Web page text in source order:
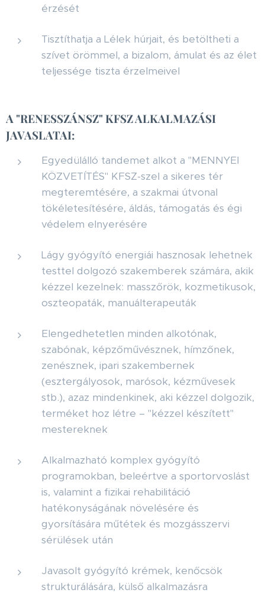
érzését
Tisztíthatja a Lélek húrjait, és betöltheti a
szívet örömmel, a bizalom, ámulat és az élet
teljessége tiszta érzelmeivel
A "RENESSZÁNSZ" KFSZ ALKALMAZÁSI
JAVASLATAI:
Egyedülálló tandemet alkot a "MENNYEI
KÖZVETÍTÉS" KFSZ-szel a sikeres tér
megteremtésére, a szakmai útvonal
tökéletesítésére, áldás, támogatás és égi
védelem elnyerésére
Lágy gyógyító energiái hasznosak lehetnek
testtel dolgozó szakemberek számára, akik
kézzel kezelnek: masszőrök, kozmetikusok,
oszteopaták, manuálterapeuták
Elengedhetetlen minden alkotónak,
szabónak, képzőművésznek, hímzőnek,
zenésznek, ipari szakembernek
(esztergályosok, marósok, kézművesek
stb.), azaz mindenkinek, aki kézzel dolgozik,
terméket hoz létre – "kézzel készített"
mestereknek
Alkalmazható komplex gyógyító
programokban, beleértve a sportorvoslást
is, valamint a fizikai rehabilitáció
hatékonyságának növelésére és
gyorsítására műtétek és mozgásszervi
sérülések után
Javasolt gyógyító krémek, kenőcsök
strukturálására, külső alkalmazásra